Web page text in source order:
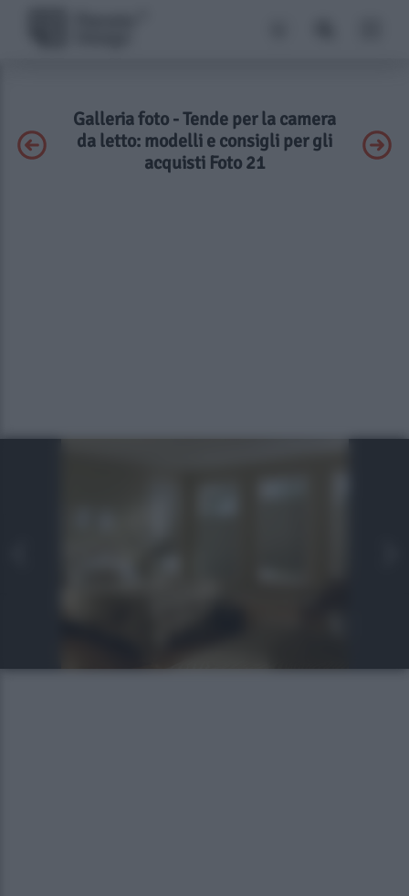
Galleria foto - Tende per la camera
da letto: modelli e consigli per gli
acquisti Foto 21